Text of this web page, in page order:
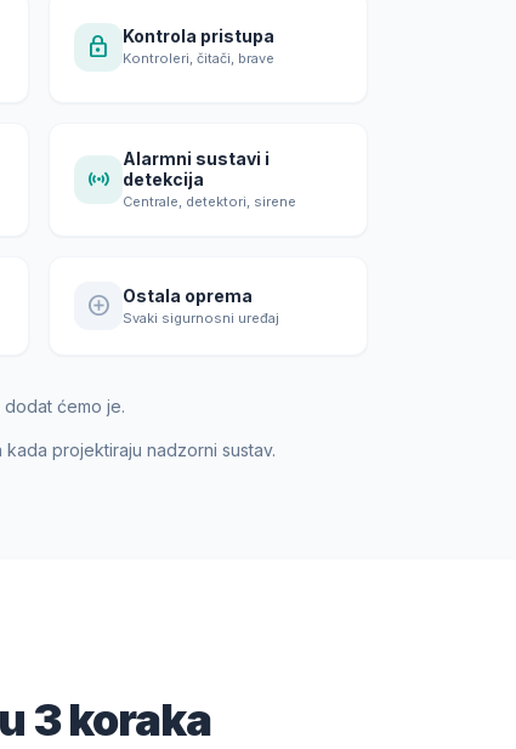
lock Kontrola pristupa
Kontroleri, čitači, brave
sensors
Alarmni sustavi i
detekcija
Centrale, detektori, sirene
add_circle Ostala oprema
Svaki sigurnosni uređaj
ćemo je.
projektiraju nadzorni sustav.
3 koraka